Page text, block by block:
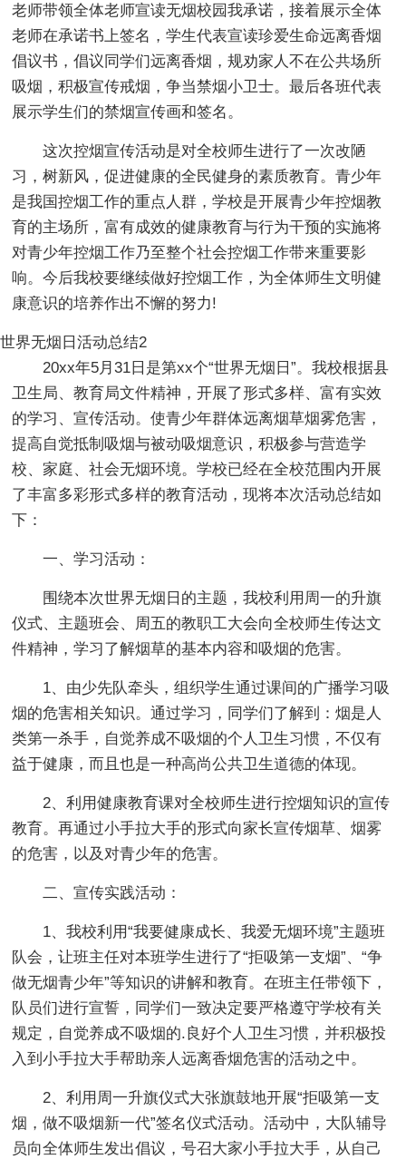
老师带领全体老师宣读无烟校园我承诺，接着展示全体
老师在承诺书上签名，学生代表宣读珍爱生命远离香烟
倡议书，倡议同学们远离香烟，规劝家人不在公共场所
吸烟，积极宣传戒烟，争当禁烟小卫士。最后各班代表
展示学生们的禁烟宣传画和签名。
这次控烟宣传活动是对全校师生进行了一次改陋
习，树新风，促进健康的全民健身的素质教育。青少年
是我国控烟工作的重点人群，学校是开展青少年控烟教
育的主场所，富有成效的健康教育与行为干预的实施将
对青少年控烟工作乃至整个社会控烟工作带来重要影
响。今后我校要继续做好控烟工作，为全体师生文明健
康意识的培养作出不懈的努力!
世界无烟日活动总结2
20xx年5月31日是第xx个“世界无烟日”。我校根据县
卫生局、教育局文件精神，开展了形式多样、富有实效
的学习、宣传活动。使青少年群体远离烟草烟雾危害，
提高自觉抵制吸烟与被动吸烟意识，积极参与营造学
校、家庭、社会无烟环境。学校已经在全校范围内开展
了丰富多彩形式多样的教育活动，现将本次活动总结如
下：
一、学习活动：
围绕本次世界无烟日的主题，我校利用周一的升旗
仪式、主题班会、周五的教职工大会向全校师生传达文
件精神，学习了解烟草的基本内容和吸烟的危害。
1、由少先队牵头，组织学生通过课间的广播学习吸
烟的危害相关知识。通过学习，同学们了解到：烟是人
类第一杀手，自觉养成不吸烟的个人卫生习惯，不仅有
益于健康，而且也是一种高尚公共卫生道德的体现。
2、利用健康教育课对全校师生进行控烟知识的宣传
教育。再通过小手拉大手的形式向家长宣传烟草、烟雾
的危害，以及对青少年的危害。
二、宣传实践活动：
1、我校利用“我要健康成长、我爱无烟环境”主题班
队会，让班主任对本班学生进行了“拒吸第一支烟”、“争
做无烟青少年”等知识的讲解和教育。在班主任带领下，
队员们进行宣誓，同学们一致决定要严格遵守学校有关
规定，自觉养成不吸烟的.良好个人卫生习惯，并积极投
入到小手拉大手帮助亲人远离香烟危害的活动之中。
2、利用周一升旗仪式大张旗鼓地开展“拒吸第一支
烟，做不吸烟新一代”签名仪式活动。活动中，大队辅导
员向全体师生发出倡议，号召大家小手拉大手，从自己